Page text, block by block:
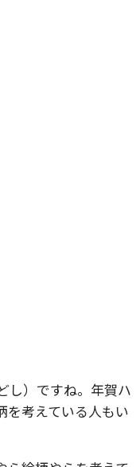
し）ですね。年賀ハ
を考えている人もい